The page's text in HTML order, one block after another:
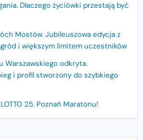
Dlaczego życiówki przestają być
Mostów. Jubileuszowa edycja z
i większym limitem uczestników
Warszawskiego odkryta.
i profil stworzony do szybkiego
25. Poznań Maratonu!